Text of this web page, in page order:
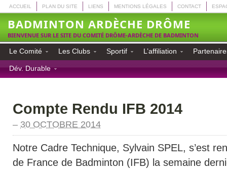
ACCUEIL PLAN DU SITE LIENS MENTIONS LÉGALES CONTACT
BADMINTON ARDÈCHE DRÔME
BIENVENUE SUR LE SITE DU COMITÉ DRÔME-ARDÈCHE DE BADMINTON
Le Comité Les Clubs Sportif L’affiliation
Dév. Durable
Compte Rendu IFB 2014
– 30 OCTOBRE 2014
Notre Cadre Technique, Sylvain SPEL, s’est
de France de Badminton (IFB) la semaine